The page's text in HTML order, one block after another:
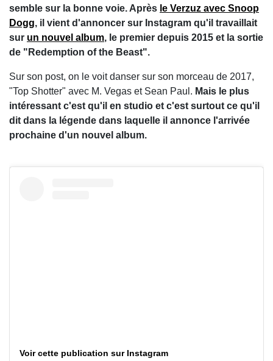
semble sur la bonne voie. Après le Verzuz avec Snoop
Dogg, il vient d'annoncer sur Instagram qu'il travaillait
sur un nouvel album, le premier depuis 2015 et la sortie
de "Redemption of the Beast".
Sur son post, on le voit danser sur son morceau de 2017,
"Top Shotter" avec M. Vegas et Sean Paul. Mais le plus
intéressant c'est qu'il en studio et c'est surtout ce qu'il
dit dans la légende dans laquelle il annonce l'arrivée
prochaine d'un nouvel album.
Voir cette publication sur Instagram